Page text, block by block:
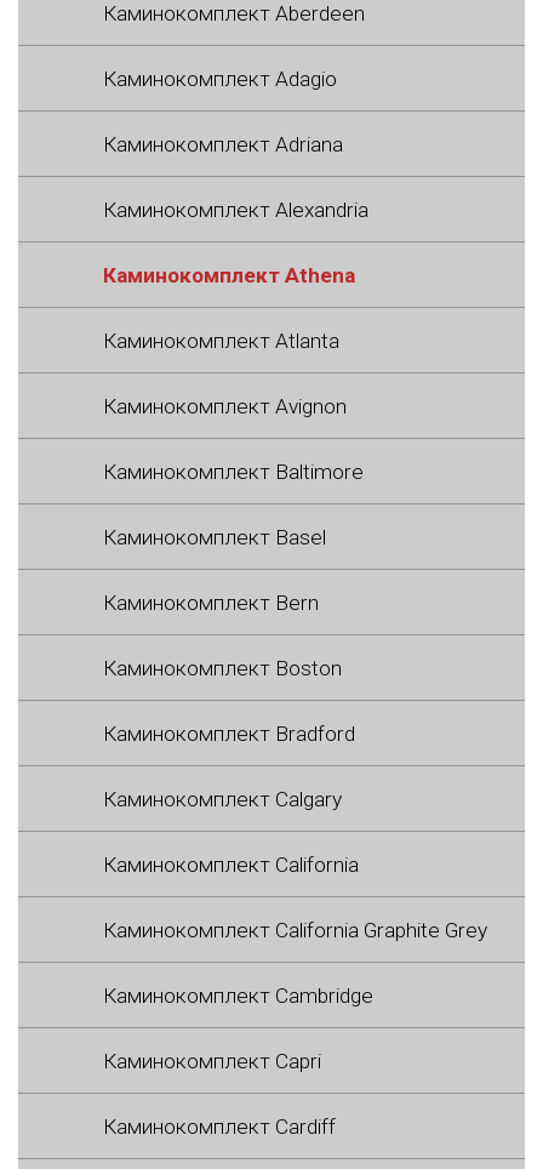
Каминокомплект Aberdeen
Каминокомплект Adagio
Каминокомплект Adriana
Каминокомплект Alexandria
Каминокомплект Athena
Каминокомплект Atlanta
Каминокомплект Avignon
Каминокомплект Baltimore
Каминокомплект Basel
Каминокомплект Bern
Каминокомплект Boston
Каминокомплект Bradford
Каминокомплект Calgary
Каминокомплект California
Каминокомплект California Graphite Grey
Каминокомплект Cambridge
Каминокомплект Capri
Каминокомплект Cardiff